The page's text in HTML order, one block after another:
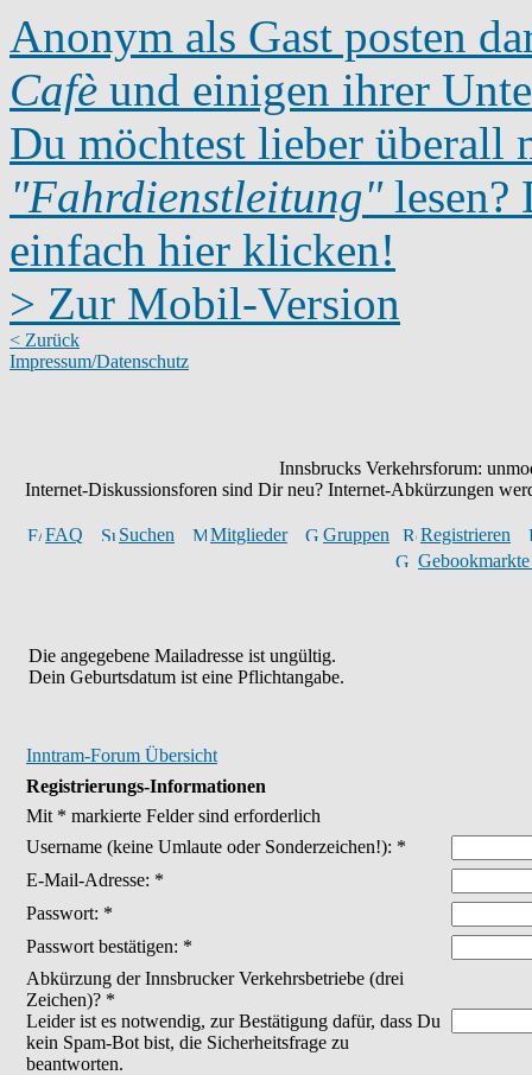
Anonym als Gast posten
Cafè und einigen ihrer
Du möchtest lieber überall
"Fahrdienstleitung"lesen?
einfach hier klicken!
> Zur Mobil-Version
< Zurück
Impressum/Datenschutz
Innsbrucks Verkehrsforum:
Internet-Diskussionsforen sind Dir neu? Internet-Abkürzungen
FAQ Suchen Mitglieder Gruppen
Registrieren
Die angegebene Mailadresse ist ungültig.
Dein Geburtsdatum ist eine Pflichtangabe.
Inntram-Forum Übersicht
Registrierungs-Informationen
Mit * markierte Felder sind erforderlich
Username (keine Umlaute oder Sonderzeichen!): *
E-Mail-Adresse: *
Passwort: *
Passwort bestätigen: *
Abkürzung der Innsbrucker Verkehrsbetriebe (drei
Zeichen)? *
Leider ist es notwendig, zur Bestätigung dafür, dass Du
kein Spam-Bot bist, die Sicherheitsfrage zu
beantworten.